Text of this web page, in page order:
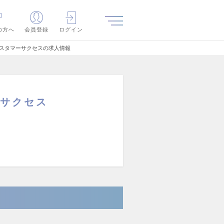
方へ 会員登録 ログイン
タマーサクセスの求人情報
クセス